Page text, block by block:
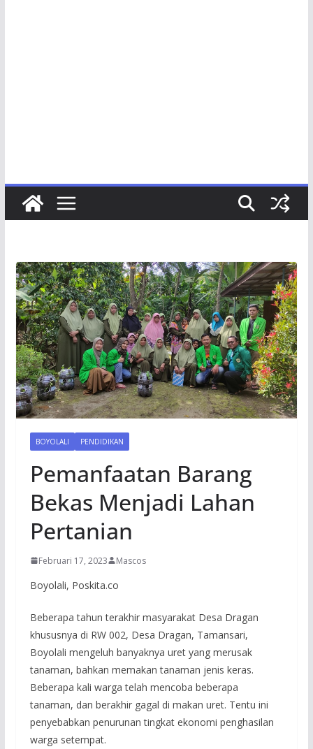
BOYOLALI PENDIDIKAN
Pemanfaatan Barang
Bekas Menjadi Lahan
Pertanian
Februari 17, 2023 Mascos
Boyolali, Poskita.co
Beberapa tahun terakhir masyarakat Desa Dragan
khususnya di RW 002, Desa Dragan, Tamansari,
Boyolali mengeluh banyaknya uret yang merusak
tanaman, bahkan memakan tanaman jenis keras.
Beberapa kali warga telah mencoba beberapa
tanaman, dan berakhir gagal di makan uret. Tentu ini
penyebabkan penurunan tingkat ekonomi penghasilan
warga setempat.